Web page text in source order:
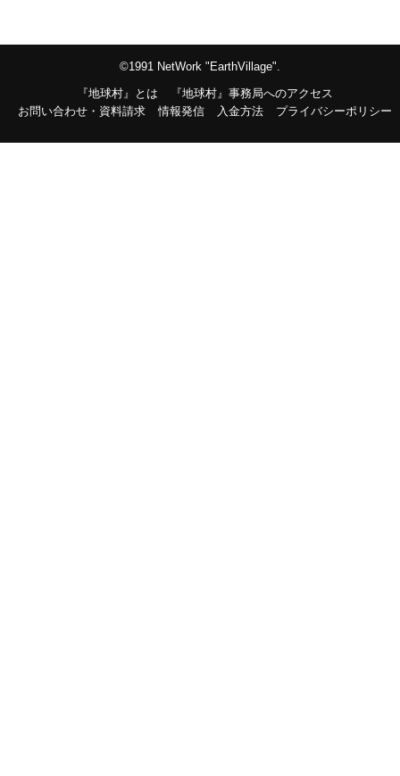
©1991 NetWork "EarthVillage".
『地球村』とは
『地球村』事務局へのアクセス
お問い合わせ・資料請求
情報発信 入金方法 プライバシーポリシー